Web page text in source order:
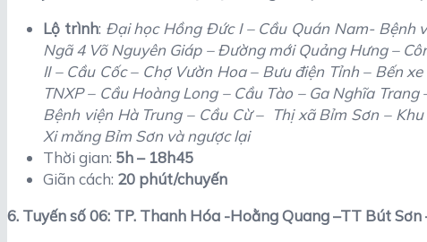
Lộ trình: Đại học Hồng Đức I – Cầu Quán Nam- Bệnh
Ngã 4 Võ Nguyên Giáp – Đường mới Quảng Hưng –
II – Cầu Cốc – Chợ Vườn Hoa – Bưu điện Tỉnh – Bến
TNXP – Cầu Hoàng Long – Cầu Tào – Ga Nghĩa
Bệnh viện Hà Trung – Cầu Cừ – Thị xã Bỉm Sơn –
Xi măng Bỉm Sơn và ngược lại
Thời gian: 5h – 18h45
Giãn cách: 20 phút/chuyến
6. Tuyến số 06: TP. Thanh Hóa -Hoằng Quang –TT Bút